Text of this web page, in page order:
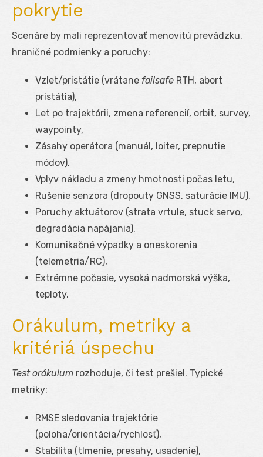
pokrytie
Scenáre by mali reprezentovať menovitú prevádzku,
hraničné podmienky a poruchy:
Vzlet/pristátie (vrátane failsafe RTH, abort
pristátia),
Let po trajektórii, zmena referencií, orbit, survey,
waypointy,
Zásahy operátora (manuál, loiter, prepnutie
módov),
Vplyv nákladu a zmeny hmotnosti počas letu,
Rušenie senzora (dropouty GNSS, saturácie IMU),
Poruchy aktuátorov (strata vrtule, stuck servo,
degradácia napájania),
Komunikačné výpadky a oneskorenia
(telemetria/RC),
Extrémne počasie, vysoká nadmorská výška,
teploty.
Orákulum, metriky a
kritériá úspechu
Test orákulum rozhoduje, či test prešiel. Typické
metriky:
RMSE sledovania trajektórie
(poloha/orientácia/rychlosť),
Stabilita (tlmenie, presahy, usadenie),